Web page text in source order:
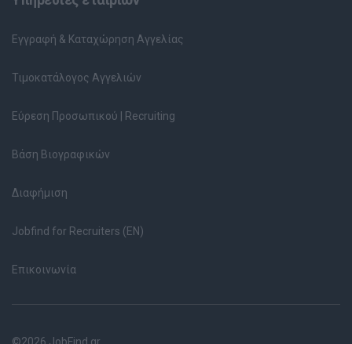
Εγγραφή & Καταχώρηση Αγγελίας
Τιμοκατάλογος Αγγελιών
Εύρεση Προσωπικού | Recruiting
Βάση Βιογραφικών
Διαφήμιση
Jobfind for Recruiters (EN)
Επικοινωνία
©2026 JobFind.gr